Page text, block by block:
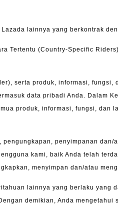
lainnya yang berkontrak
Tertentu (Country-Specific
serta produk, informasi,
data pribadi Anda. Dalam
produk, informasi, fungsi, dan
penyimpanan
kami, baik Anda telah
menyimpan dan/atau
lainnya yang berlaku yang
demikian, Anda